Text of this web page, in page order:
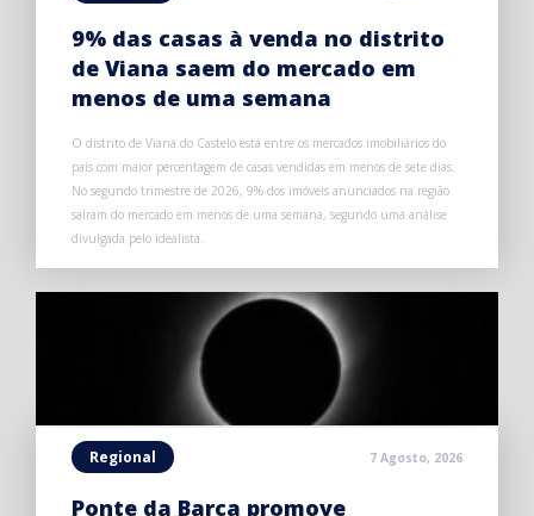
9% das casas à venda no distrito
de Viana saem do mercado em
menos de uma semana
O distrito de Viana do Castelo está entre os mercados imobiliários do
país com maior percentagem de casas vendidas em menos de sete dias.
No segundo trimestre de 2026, 9% dos imóveis anunciados na região
saíram do mercado em menos de uma semana, segundo uma análise
divulgada pelo idealista.
Regional 7 Agosto, 2026
Ponte da Barca promove